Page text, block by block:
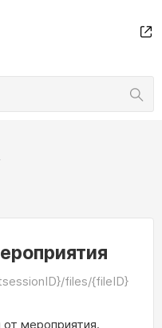
files/{fileID}
мероприятия.